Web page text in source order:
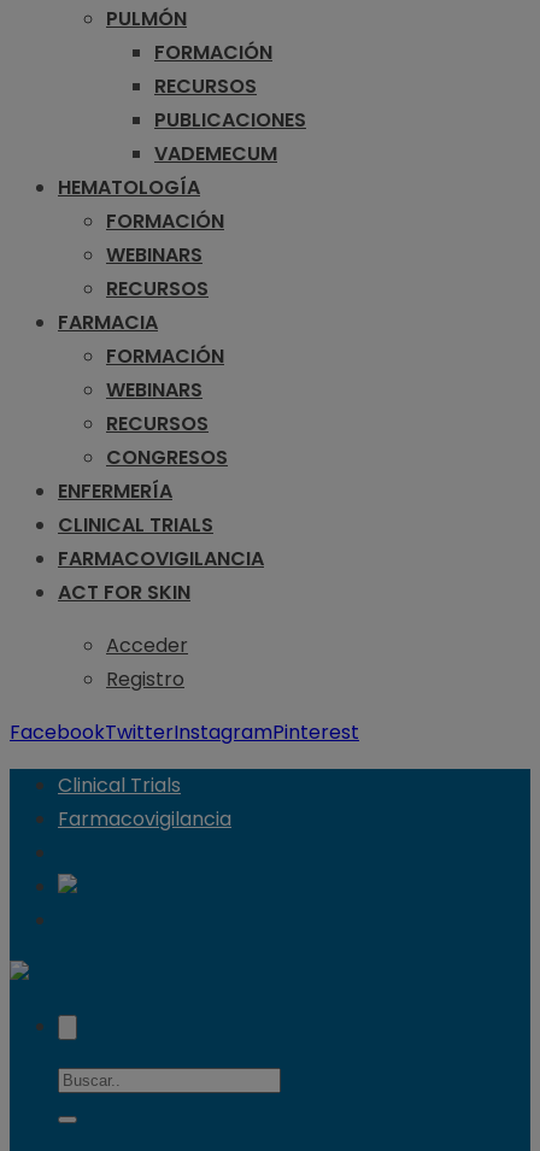
PULMÓN
FORMACIÓN
RECURSOS
PUBLICACIONES
VADEMECUM
HEMATOLOGÍA
FORMACIÓN
WEBINARS
RECURSOS
FARMACIA
FORMACIÓN
WEBINARS
RECURSOS
CONGRESOS
ENFERMERÍA
CLINICAL TRIALS
FARMACOVIGILANCIA
ACT FOR SKIN
Acceder
Registro
FacebookTwitterInstagramPinterest
Clinical Trials
Farmacovigilancia